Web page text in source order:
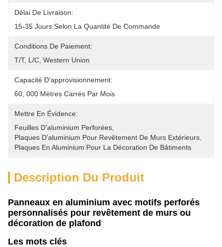
Délai De Livraison:
15-35 Jours Selon La Quantité De Commande
Conditions De Paiement:
T/T, L/C, Western Union
Capacité D'approvisionnement:
60, 000 Mètres Carrés Par Mois
Mettre En Évidence:
Feuilles D'aluminium Perforées
Plaques D'aluminium Pour Revêtement De Murs Extérieurs
Plaques En Aluminium Pour La Décoration De Bâtiments
Description Du Produit
Panneaux en aluminium avec motifs perforés
personnalisés pour revêtement de murs ou
décoration de plafond
Les mots clés